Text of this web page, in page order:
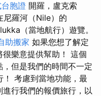
胞證 開羅，盧克索
尼羅河（Nile）的
（當地航行）遊覽。
助搬家 如果您想了解定
樂意提供幫助！ 這個
但是我們的時間不一定
考慮到當地功能，最
行我們的報價旅行，以